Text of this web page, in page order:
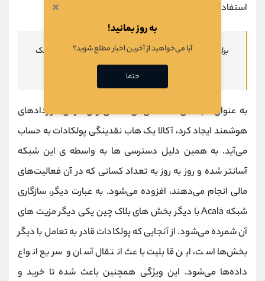
استفاده کنند.
برای آشنایی با رمزارزها وآموزش ارز دیجیتال، بر روی لینک کلیک
کنید.
به عنوان شبکه‌ ی اقتصادی‌ ای که می‌توان در آن قراردادهای
هوشمند ایجاد کرد، آکالا یک هاب نقدینگی پولکادات به حساب
می‌آید. به همین دلیل دسترسی‌ ها به واسطه‌ ی این شبکه
آسانتر شده و روز به روز به تعداد کسانی که در آن فعالیت‌های
مالی انجام می‌دهند، افزوده می‌شود. به عبارت دیگر، سازگاری
شبکه‌ Acala با دیگر بخش‌ های بلاک چین یکی دیگر مزیت‌ های
آن شمرده می‌شود. از آنجایی که پولکادات قادر به تعامل با دیگر
بخش‌ها است، این قابلیت باعث انتقال آسان و سریع انواع
داده‌ها می‌شود. این ویژگی همچنین باعث شده تا خرید و
×
به روز بمانید!
آیا می‌خواهید از آخرین اخبار مطلع شوید؟
حتما